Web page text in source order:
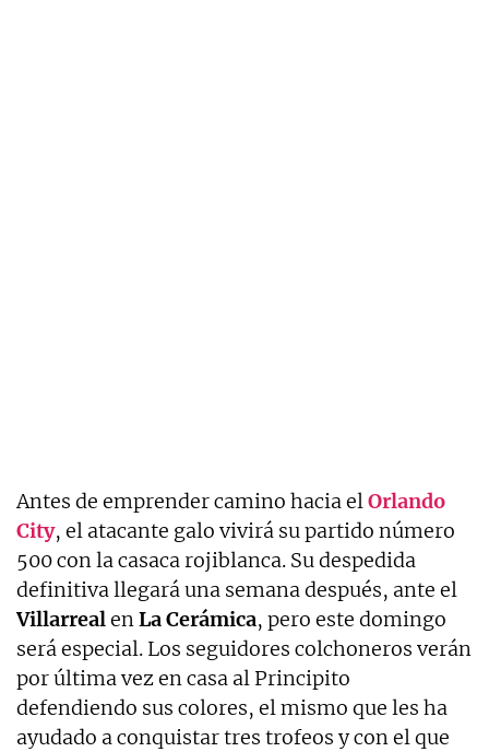
Antes de emprender camino hacia elOrlando
City, el atacante galo vivirá su partido número
500 con la casaca rojiblanca. Su despedida
definitiva llegará una semana después, ante el
VillarrealenLaCerámica, pero este domingo
será especial. Los seguidores colchoneros verán
por última vez en casa al Principito
defendiendo sus colores, el mismo que les ha
ayudado a conquistar tres trofeos y con el que